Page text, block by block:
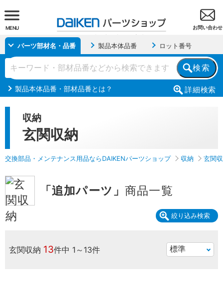
お問い合わせ
MENU
パーツ部材名・品番 製品本体品番 ロット番号
検索
詳細検索
製品本体品番・部材品番とは？
収納
玄関収納
交換部品・メンテナンス用品ならDAIKENパーツショップ 収納 玄関
「追加パーツ」商品一覧
絞り込み検索
玄関収納 13件中 1～13件